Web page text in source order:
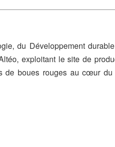
du Développement
exploitant le site de
de boues rouges au cœur